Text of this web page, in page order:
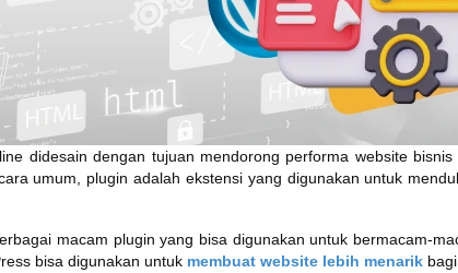
didesain dengan tujuan mendorong performa website
umum, plugin adalah ekstensi yang digunakan untuk
macam plugin yang bisa digunakan untuk bermacam-
bisa digunakan untuk membuat website lebih menarik